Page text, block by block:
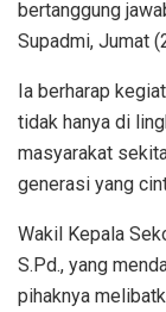
bertanggung
Supadmi, Jumat
Ia berharap
tidak hanya di
masyarakat
generasi yang
Wakil Kepala
S.Pd., yang
pihaknya